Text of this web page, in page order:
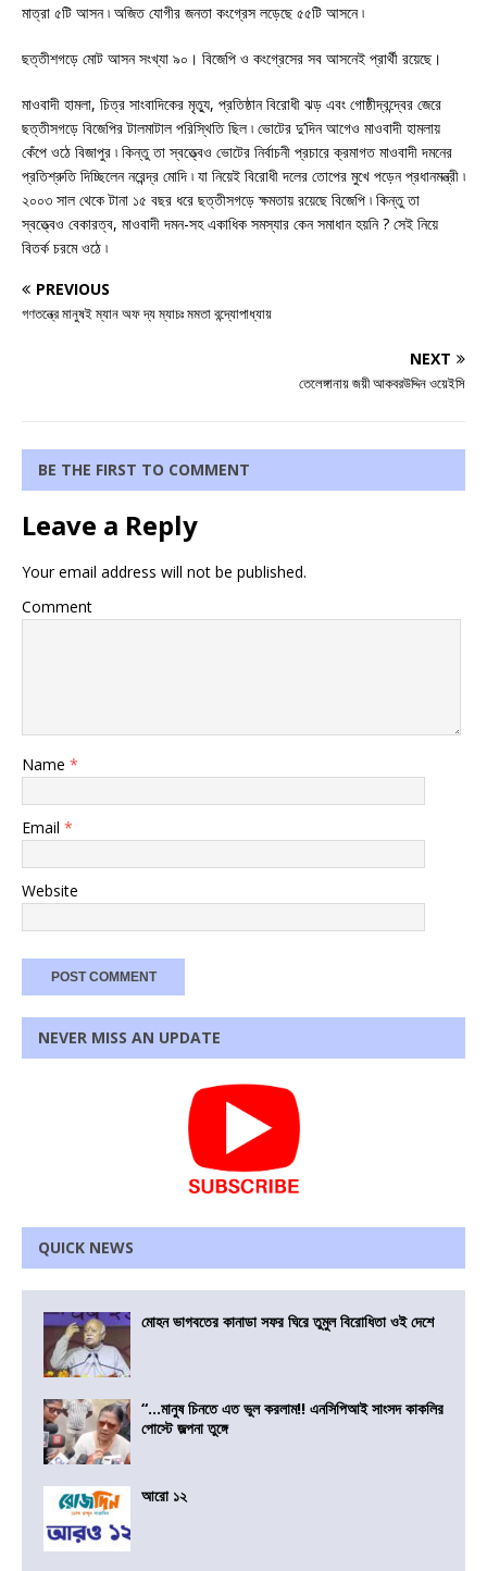
মাত্রা ৫টি আসন ৷ অজিত যোগীর জনতা কংগ্রেস লড়েছে ৫৫টি আসনে ৷
ছত্তীশগড়ে মোট আসন সংখ্যা ৯০। বিজেপি ও কংগ্রেসের সব আসনেই প্রার্থী রয়েছে।
মাওবাদী হামলা, চিত্র সাংবাদিকের মৃত্যু, প্রতিষ্ঠান বিরোধী ঝড় এবং গোষ্ঠীদ্বন্দ্বের জেরে
ছত্তীসগড়ে বিজেপির টালমাটাল পরিস্থিতি ছিল ৷ ভোটের দু’দিন আগেও মাওবাদী হামলায়
কেঁপে ওঠে বিজাপুর ৷ কিন্তু তা স্বত্ত্বেও ভোটের নির্বাচনী প্রচারে ক্রমাগত মাওবাদী দমনের
প্রতিশ্রুতি দিচ্ছিলেন নরেন্দ্র মোদি ৷ যা নিয়েই বিরোধী দলের তোপের মুখে পড়েন প্রধানমন্ত্রী ৷
২০০৩ সাল থেকে টানা ১৫ বছর ধরে ছত্তীসগড়ে ক্ষমতায় রয়েছে বিজেপি ৷ কিন্তু তা
স্বত্ত্বেও বেকারত্ব, মাওবাদী দমন-সহ একাধিক সমস্যার কেন সমাধান হয়নি ? সেই নিয়ে
বিতর্ক চরমে ওঠে ৷
PREVIOUS
গণতন্ত্রে মানুষই ম্যান অফ দ্য ম্যাচঃ মমতা বন্দ্যোপাধ্যায়
NEXT
তেলেঙ্গানায় জয়ী আকবরউদ্দিন ওয়েইসি
BE THE FIRST TO COMMENT
Leave a Reply
Your email address will not be published.
Comment
Name *
Email *
Website
NEVER MISS AN UPDATE
QUICK NEWS
মোহন ভাগবতের কানাডা সফর ঘিরে তুমুল বিরোধিতা ওই দেশে
“…মানুষ চিনতে এত ভুল করলাম!! এনসিপিআই সাংসদ কাকলির
পোস্টে জল্পনা তুঙ্গে
আরো ১২